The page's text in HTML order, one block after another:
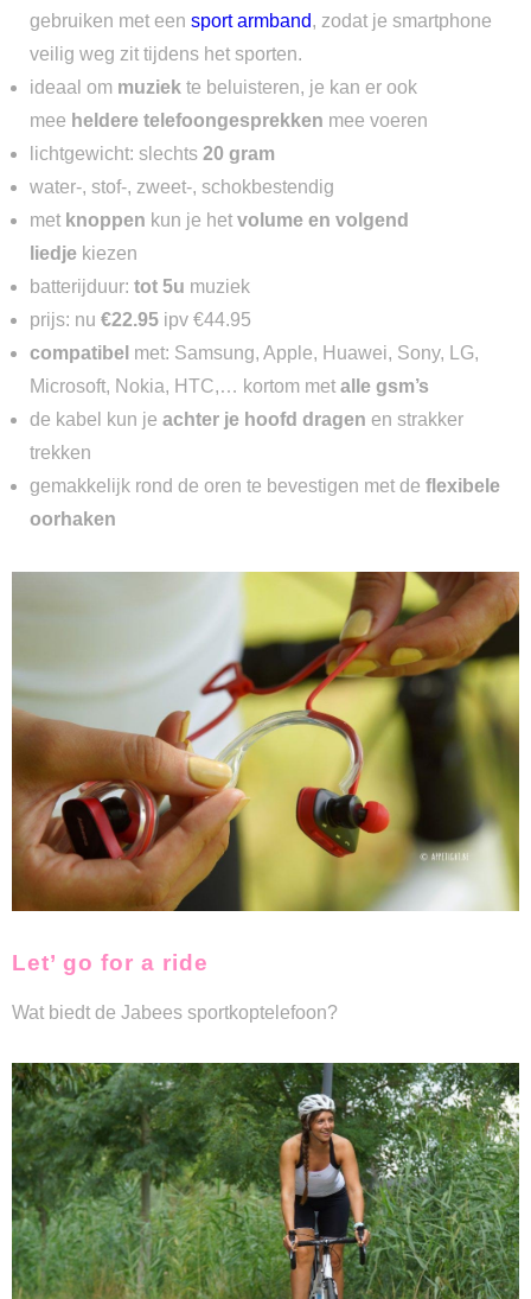
gebruiken met een sport armband, zodat je smartphone
veilig weg zit tijdens het sporten.
ideaal om muziek te beluisteren, je kan er ook
mee heldere telefoongesprekken mee voeren
lichtgewicht: slechts 20 gram
water-, stof-, zweet-, schokbestendig
met knoppen kun je hetvolume en volgend
liedje kiezen
batterijduur: tot 5u muziek
prijs: nu €22.95 ipv €44.95
compatibel met: Samsung, Apple, Huawei, Sony, LG,
Microsoft, Nokia, HTC,… kortom metalle gsm’s
de kabel kun je achter je hoofd dragen en strakker
trekken
gemakkelijk rond de oren te bevestigen met de flexibele
oorhaken
Let’ go for a ride
Wat biedt de Jabees sportkoptelefoon?